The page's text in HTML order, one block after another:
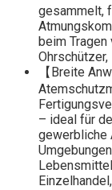
gesammelt,
beim
Ohrschützer,
【Breite
– ideal für
gewerbliche